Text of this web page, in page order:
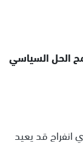
الحل السياسي
قد يعيد